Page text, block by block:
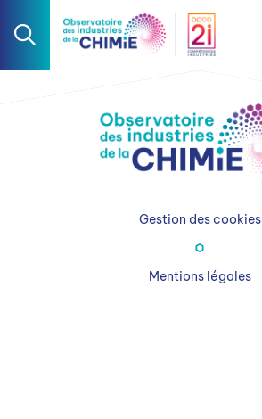
Gestion des cookies
Mentions légales